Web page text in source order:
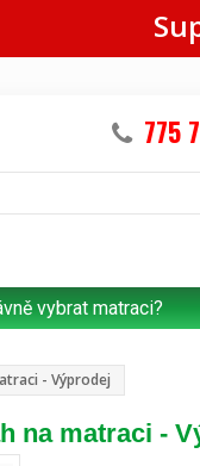
775
vybrat matraci?
- Výprodej
na matraci -